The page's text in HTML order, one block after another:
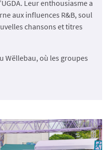
Leur enthousiasme a
aux influences R&B, soul
chansons et titres
Wëllebau, où les groupes